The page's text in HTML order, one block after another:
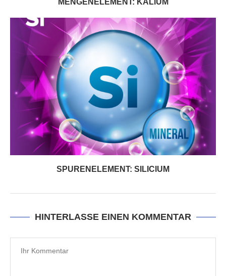
MENGENELEMENT: KALIUM
SPURENELEMENT: SILICIUM
HINTERLASSE EINEN KOMMENTAR